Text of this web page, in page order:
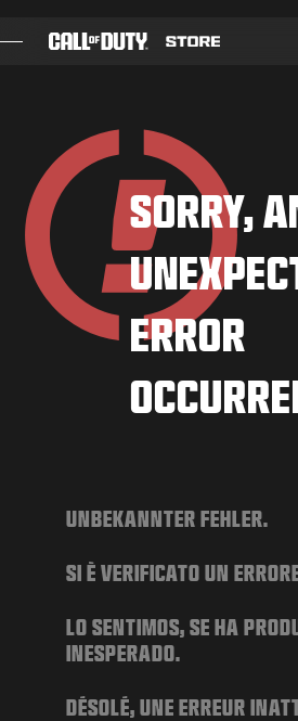
バトルパス
ブラックセル
CODポイント
ギアショップ
COMBAT BUILDS
ESPORTS
|サインアップ
SORRY,
ERROR
UNBEKANNTER FEHLER.
SI È VERIFICATO UN
LO SENTIMOS, SE HA
INESPERADO.
DÉSOLÉ, UNE ERREUR